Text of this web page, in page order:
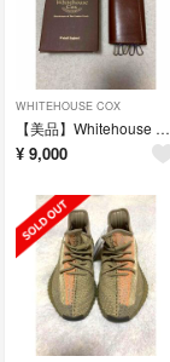
WHITEHOUSE COX
【美品】Whitehouse Cox
¥ 9,000